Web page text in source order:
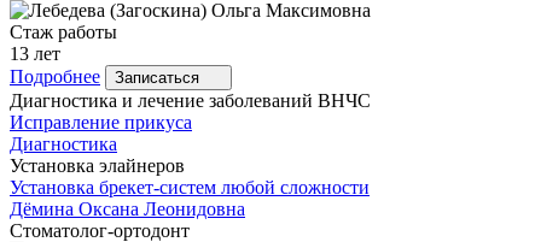
Стаж работы
13 лет
Подробнее
Записаться
Диагностика и лечение заболеваний ВНЧС
Исправление прикуса
Диагностика
Установка элайнеров
Установка брекет-систем любой сложности
Дёмина Оксана Леонидовна
Стоматолог-ортодонт